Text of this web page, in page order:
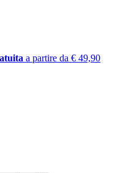
a partire da € 49,90